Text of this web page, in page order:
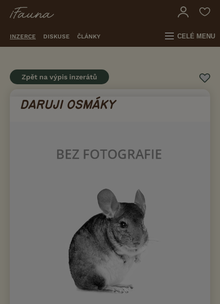
INZERCE DISKUSE ČLÁNKY CELÉ MENU
Zpět na výpis inzerátů
DARUJI OSMÁKY